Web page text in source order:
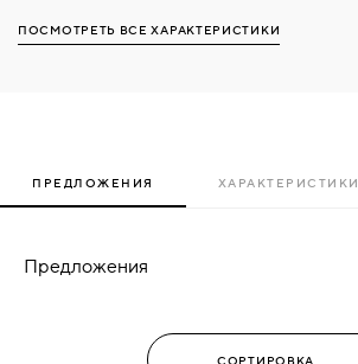
ПОСМОТРЕТЬ ВСЕ ХАРАКТЕРИСТИКИ
ПРЕДЛОЖЕНИЯ ХАРАКТЕРИСТИКИ
Предложения